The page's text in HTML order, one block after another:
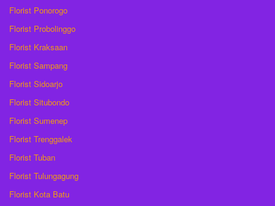
Florist Ponorogo
Florist Probolinggo
Florist Kraksaan
Florist Sampang
Florist Sidoarjo
Florist Situbondo
Florist Sumenep
Florist Trenggalek
Florist Tuban
Florist Tulungagung
Florist Kota Batu